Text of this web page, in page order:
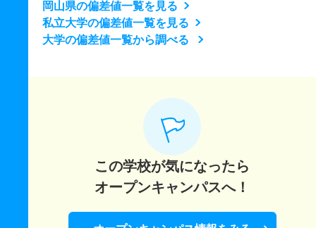
岡山県の偏差値一覧を見る
私立大学の偏差値一覧を見る
大学の偏差値一覧から調べる
この学校が気になったら
オープンキャンパスへ！